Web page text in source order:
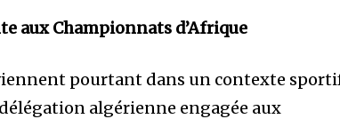
aux Championnats d’Afrique
pourtant dans un contexte
algérienne engagée aux